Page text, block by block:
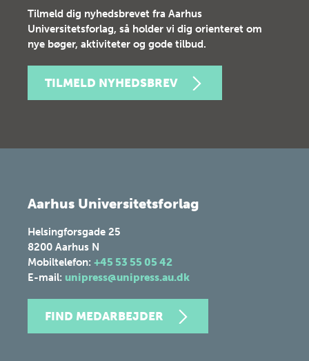
Tilmeld dig nyhedsbrevet fra Aarhus
Universitetsforlag, så holder vi dig orienteret om
nye bøger, aktiviteter og gode tilbud.
TILMELD NYHEDSBREV
Aarhus Universitetsforlag
Helsingforsgade 25
8200 Aarhus N
Mobiltelefon: +45 53 55 05 42
E-mail: unipress@unipress.au.dk
FIND MEDARBEJDER